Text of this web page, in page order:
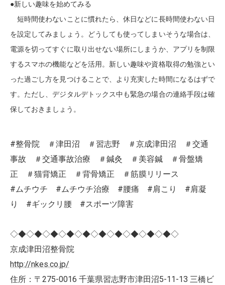
●新しい趣味を始めてみる
短時間使わないことに慣れたら、休日などに長時間使わない日
を設定してみましょう。どうしても使ってしまいそうな場合は、
電源を切ってすぐに取り出せない場所にしまうか、アプリを制限
するスマホの機能などを活用。新しい趣味や資格取得の勉強とい
った過ごし方を見つけることで、より充実した時間になるはずで
す。ただし、デジタルデトックス中も緊急の場合の連絡手段は確
保しておきましょう。
#整骨院 ＃津田沼 ＃習志野 ＃京成津田沼 ＃交通
事故 ＃交通事故治療 ＃鍼灸 ＃美容鍼 ＃骨盤矯
正 ＃猫背矯正 ＃背骨矯正 ＃筋膜リリース
#ムチウチ #ムチウチ治療 #腰痛 #肩こり #肩凝
り #ギックリ腰 #スポーツ障害
◇◆◇◆◇◆◇◆◇◆◇◆◇◆◇◆◇◆◇◆◇
京成津田沼整骨院
http://nkes.co.jp/
住所：〒275-0016 千葉県習志野市津田沼5-11-13 三橋ビ